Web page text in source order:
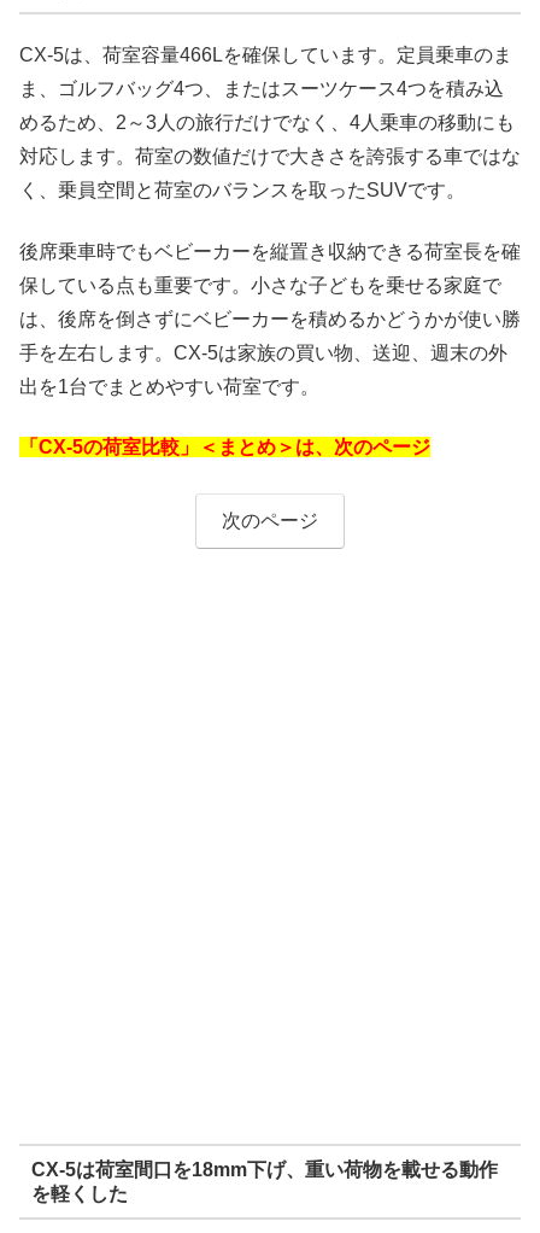
CX-5は、荷室容量466Lを確保しています。定員乗車のま
ま、ゴルフバッグ4つ、またはスーツケース4つを積み込
めるため、2～3人の旅行だけでなく、4人乗車の移動にも
対応します。荷室の数値だけで大きさを誇張する車ではな
く、乗員空間と荷室のバランスを取ったSUVです。
後席乗車時でもベビーカーを縦置き収納できる荷室長を確
保している点も重要です。小さな子どもを乗せる家庭で
は、後席を倒さずにベビーカーを積めるかどうかが使い勝
手を左右します。CX-5は家族の買い物、送迎、週末の外
出を1台でまとめやすい荷室です。
「CX-5の荷室比較」＜まとめ＞は、次のページ
次のページ
CX-5は荷室間口を18mm下げ、重い荷物を載せる動作
を軽くした